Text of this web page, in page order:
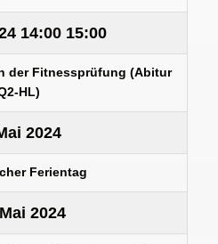
14:00 15:00
der Fitnessprüfung (Abitur
HL)
2024
Ferientag
2024